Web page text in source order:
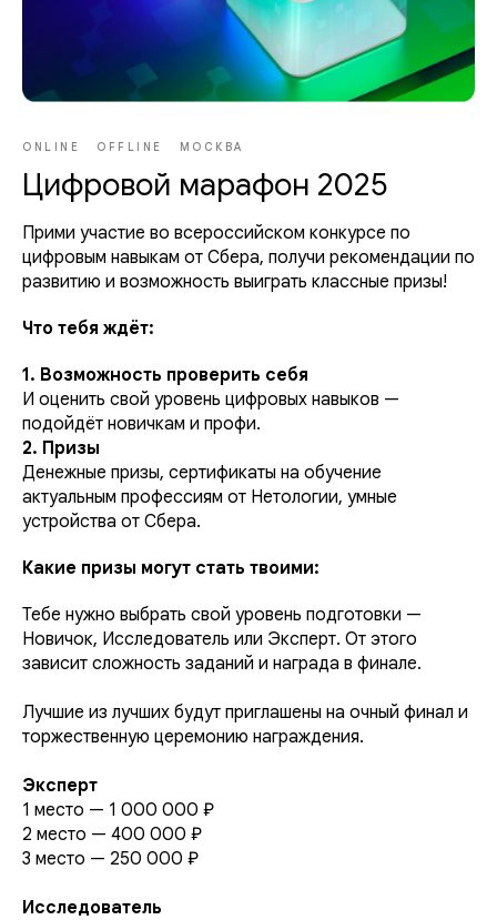
ONLINE OFFLINE МОСКВА
Цифровой марафон 2025
Прими участие во всероссийском конкурсе по
цифровым навыкам от Сбера, получи рекомендации по
развитию и возможность выиграть классные призы!
Что тебя ждёт:
1. Возможность проверить себя
И оценить свой уровень цифровых навыков —
подойдёт новичкам и профи.
2. Призы
Денежные призы, сертификаты на обучение
актуальным профессиям от Нетологии, умные
устройства от Сбера.
Какие призы могут стать твоими:
Тебе нужно выбрать свой уровень подготовки —
Новичок, Исследователь или Эксперт. От этого
зависит сложность заданий и награда в финале.
Лучшие из лучших будут приглашены на очный финал и
торжественную церемонию награждения.
Эксперт
1 место — 1 000 000 ₽
2 место — 400 000 ₽
3 место — 250 000 ₽
Исследователь